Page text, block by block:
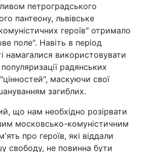
петроградського
пантеону, львівське
героїв" отримало
поле". Навіть в період
намагалися використовувати
радянських
маскуючи свої
загиблих.
що нам необхідно розірвати
московсько-комуністичним
про героїв, які віддали
свободу, не повинна бути